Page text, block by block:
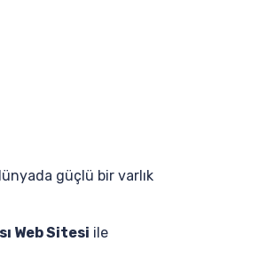
güçlü bir varlık
Web Sitesi ile